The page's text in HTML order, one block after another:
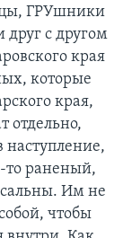
ГРУшники
с другом
края
которые
края,
отдельно,
наступление,
то раненый,
Им не
чтобы